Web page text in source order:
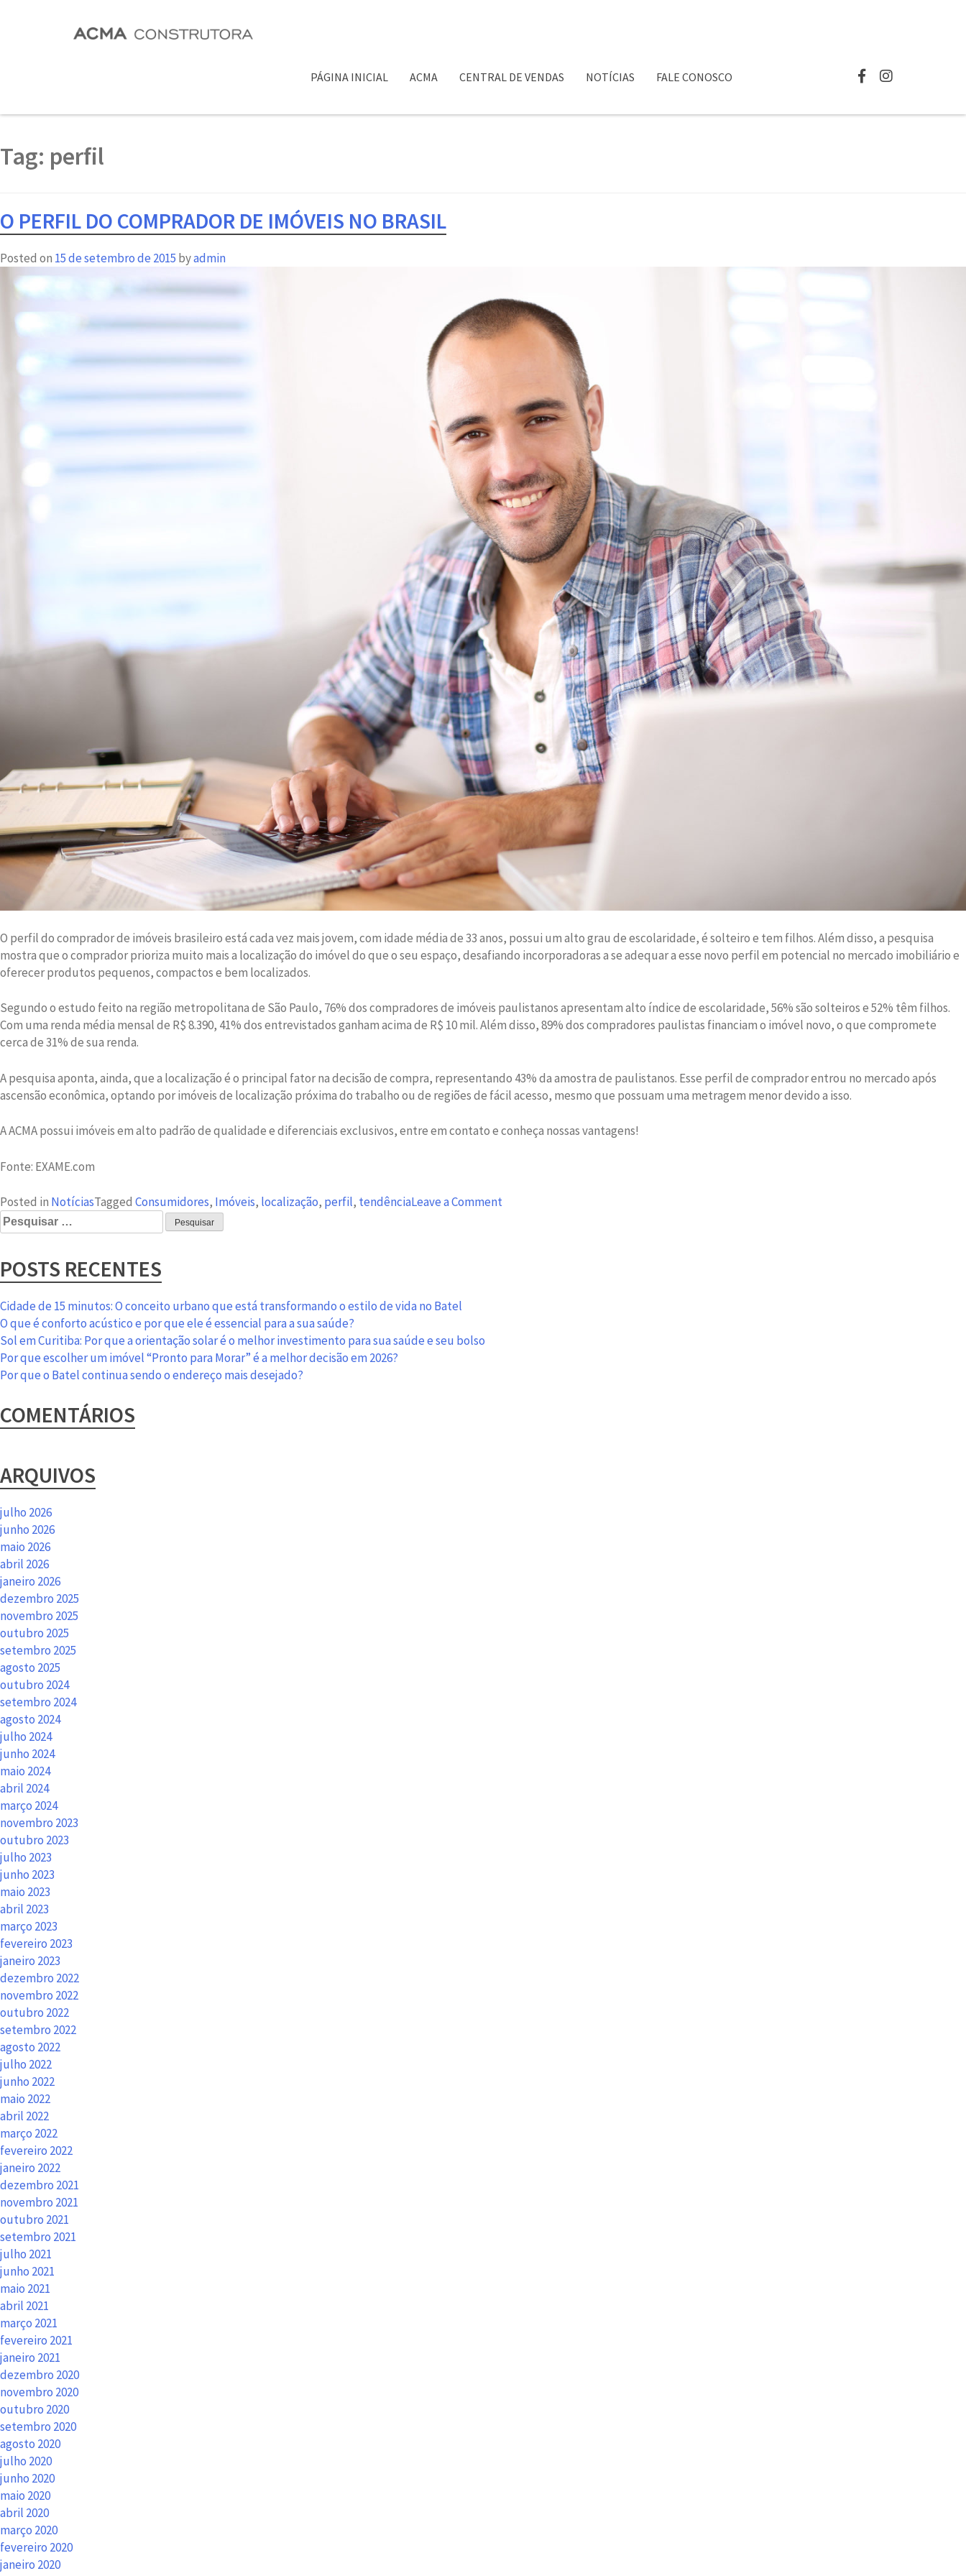
PÁGINA INICIAL ACMA CENTRAL DE VENDAS NOTÍCIAS FALE CONOSCO
Tag: perfil
O PERFIL DO COMPRADOR DE IMÓVEIS NO BRASIL
Posted on 15 de setembro de 2015 byadmin
O perfil do comprador de imóveis brasileiro está cada vez mais jovem, com idade média de 33 anos, possui um alto grau de escolaridade, é solteiro e tem filhos. Além disso, a pesquisa
mostra que o comprador prioriza muito mais a localização do imóvel do que o seu espaço, desafiando incorporadoras a se adequar a esse novo perfil em potencial no mercado imobiliário e
oferecer produtos pequenos, compactos e bem localizados.
Segundo o estudo feito na região metropolitana de São Paulo, 76% dos compradores de imóveis paulistanos apresentam alto índice de escolaridade, 56% são solteiros e 52% têm filhos.
Com uma renda média mensal de R$ 8.390, 41% dos entrevistados ganham acima de R$ 10 mil. Além disso, 89% dos compradores paulistas financiam o imóvel novo, o que compromete
cerca de 31% de sua renda.
A pesquisa aponta, ainda, que a localização é o principal fator na decisão de compra, representando 43% da amostra de paulistanos. Esse perfil de comprador entrou no mercado após
ascensão econômica, optando por imóveis de localização próxima do trabalho ou de regiões de fácil acesso, mesmo que possuam uma metragem menor devido a isso.
A ACMA possui imóveis em alto padrão de qualidade e diferenciais exclusivos, entre em contato e conheça nossas vantagens!
Fonte: EXAME.com
Posted in NotíciasTagged Consumidores, Imóveis, localização, perfil, tendênciaLeave a Comment
Pesquisar
por:
POSTS RECENTES
Cidade de 15 minutos: O conceito urbano que está transformando o estilo de vida no Batel
O que é conforto acústico e por que ele é essencial para a sua saúde?
Sol em Curitiba: Por que a orientação solar é o melhor investimento para sua saúde e seu bolso
Por que escolher um imóvel “Pronto para Morar” é a melhor decisão em 2026?
Por que o Batel continua sendo o endereço mais desejado?
COMENTÁRIOS
ARQUIVOS
julho 2026
junho 2026
maio 2026
abril 2026
janeiro 2026
dezembro 2025
novembro 2025
outubro 2025
setembro 2025
agosto 2025
outubro 2024
setembro 2024
agosto 2024
julho 2024
junho 2024
maio 2024
abril 2024
março 2024
novembro 2023
outubro 2023
julho 2023
junho 2023
maio 2023
abril 2023
março 2023
fevereiro 2023
janeiro 2023
dezembro 2022
novembro 2022
outubro 2022
setembro 2022
agosto 2022
julho 2022
junho 2022
maio 2022
abril 2022
março 2022
fevereiro 2022
janeiro 2022
dezembro 2021
novembro 2021
outubro 2021
setembro 2021
julho 2021
junho 2021
maio 2021
abril 2021
março 2021
fevereiro 2021
janeiro 2021
dezembro 2020
novembro 2020
outubro 2020
setembro 2020
agosto 2020
julho 2020
junho 2020
maio 2020
abril 2020
março 2020
fevereiro 2020
janeiro 2020